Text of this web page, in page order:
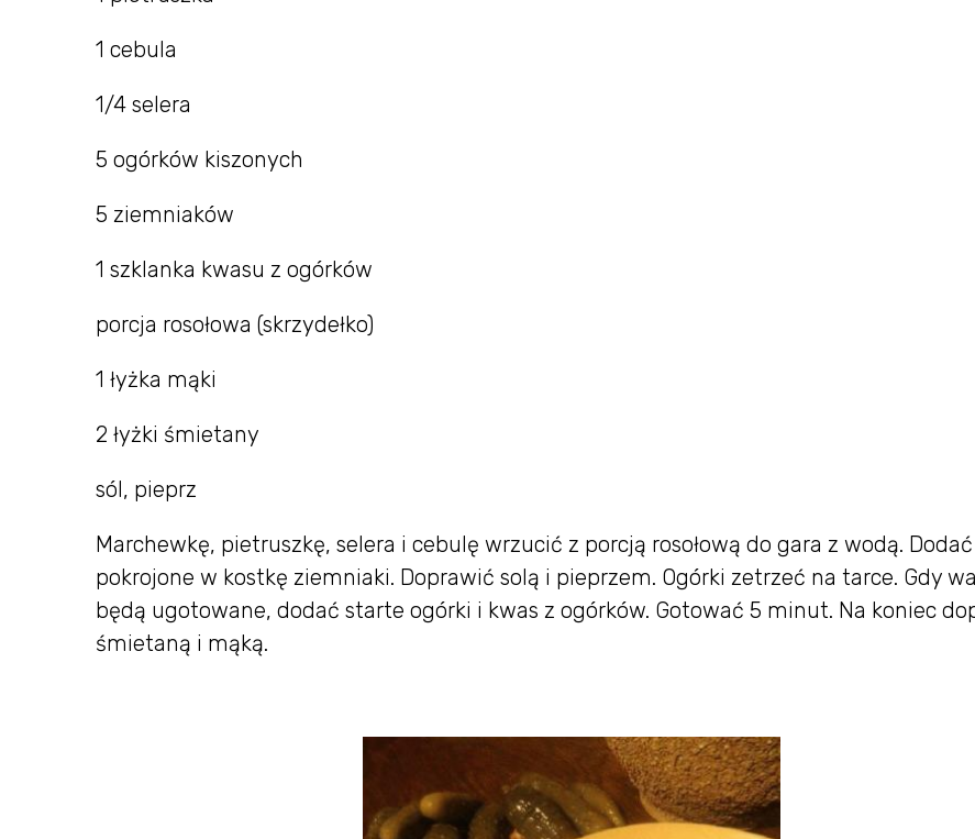
1 cebula
1/4 selera
5 ogórków kiszonych
5 ziemniaków
1 szklanka kwasu z ogórków
porcja rosołowa (skrzydełko)
1 łyżka mąki
2 łyżki śmietany
sól, pieprz
Marchewkę, pietruszkę, selera i cebulę wrzucić z porcją rosołową do gara z wodą. Dodać
pokrojone w kostkę ziemniaki. Doprawić solą i pieprzem. Ogórki zetrzeć na tarce. Gdy
będą ugotowane, dodać starte ogórki i kwas z ogórków. Gotować 5 minut. Na koniec
śmietaną i mąką.